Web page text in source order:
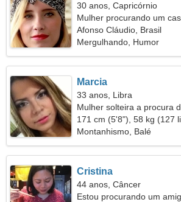
30 anos, Capricórnio
Mulher procurando um
Afonso Cláudio, Brasil
Mergulhando, Humor
Marcia
33 anos, Libra
Mulher solteira a procura
171 cm (5'8"), 58 kg (127
Montanhismo, Balé
Cristina
44 anos, Câncer
Estou procurando um